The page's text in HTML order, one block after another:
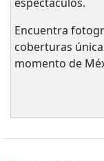
Encuentra
coberturas
momento de